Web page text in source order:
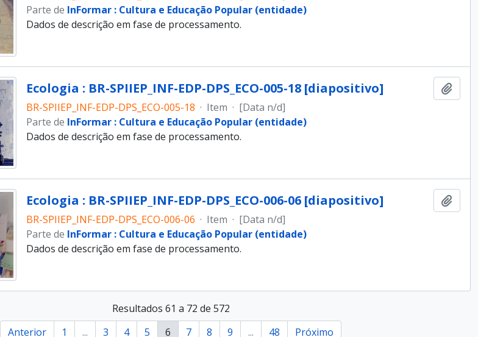
Parte de InFormar : Cultura e Educação Popular (entidade)
Dados de descrição em fase de processamento.
Ecologia : BR-SPIIEP_INF-EDP-DPS_ECO-005-18 [diapositivo]
BR-SPIIEP_INF-EDP-DPS_ECO-005-18 · Item · [Data n/d]
Parte de InFormar : Cultura e Educação Popular (entidade)
Dados de descrição em fase de processamento.
Ecologia : BR-SPIIEP_INF-EDP-DPS_ECO-006-06 [diapositivo]
BR-SPIIEP_INF-EDP-DPS_ECO-006-06 · Item · [Data n/d]
Parte de InFormar : Cultura e Educação Popular (entidade)
Dados de descrição em fase de processamento.
Resultados 61 a 72 de 572
Anterior
1 ... 3 4 5 6 7 8 9 ... 48 Próximo